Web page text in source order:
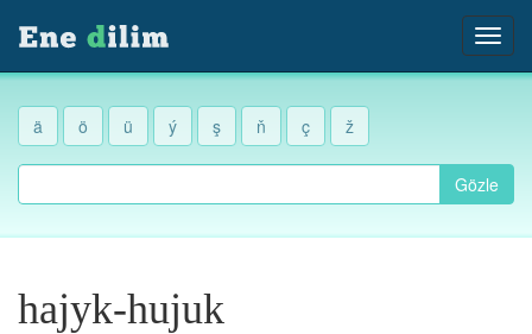
ä ö ü ý ş ň ç ž
Gözle
hajyk-hujuk